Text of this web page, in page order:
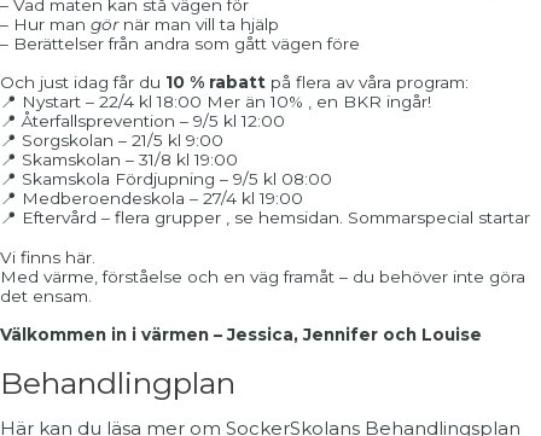
– Vad maten kan stå vägen för
– Hur man görnär man vill ta hjälp
– Berättelser från andra som gått vägen före
Och just idag får du 10 % rabatt på flera av våra program:
📍 Nystart – 22/4 kl 18:00 Mer än 10% , en BKR ingår!
📍 Återfallsprevention – 9/5 kl 12:00
📍 Sorgskolan – 21/5 kl 9:00
📍 Skamskolan – 31/8 kl 19:00
📍 Skamskola Fördjupning – 9/5 kl 08:00
📍 Medberoendeskola – 27/4 kl 19:00
📍 Eftervård – flera grupper , se hemsidan. Sommarspecial startar
Vi finns här.
Med värme, förståelse och en väg framåt – du behöver inte göra
det ensam.
Välkommen in i värmen – Jessica, Jennifer och Louise
Behandlingplan
Här kan du läsa mer om SockerSkolans Behandlingsplan